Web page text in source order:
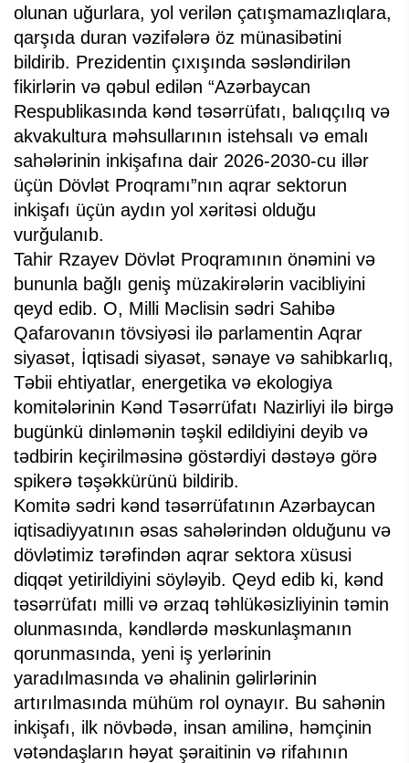
olunan uğurlara, yol verilən çatışmamazlıqlara,
qarşıda duran vəzifələrə öz münasibətini
bildirib. Prezidentin çıxışında səsləndirilən
fikirlərin və qəbul edilən “Azərbaycan
Respublikasında kənd təsərrüfatı, balıqçılıq və
akvakultura məhsullarının istehsalı və emalı
sahələrinin inkişafına dair 2026-2030-cu illər
üçün Dövlət Proqramı”nın aqrar sektorun
inkişafı üçün aydın yol xəritəsi olduğu
vurğulanıb.
Tahir Rzayev Dövlət Proqramının önəmini və
bununla bağlı geniş müzakirələrin vacibliyini
qeyd edib. O, Milli Məclisin sədri Sahibə
Qafarovanın tövsiyəsi ilə parlamentin Aqrar
siyasət, İqtisadi siyasət, sənaye və sahibkarlıq,
Təbii ehtiyatlar, energetika və ekologiya
komitələrinin Kənd Təsərrüfatı Nazirliyi ilə birgə
bugünkü dinləmənin təşkil edildiyini deyib və
tədbirin keçirilməsinə göstərdiyi dəstəyə görə
spikerə təşəkkürünü bildirib.
Komitə sədri kənd təsərrüfatının Azərbaycan
iqtisadiyyatının əsas sahələrindən olduğunu və
dövlətimiz tərəfindən aqrar sektora xüsusi
diqqət yetirildiyini söyləyib. Qeyd edib ki, kənd
təsərrüfatı milli və ərzaq təhlükəsizliyinin təmin
olunmasında, kəndlərdə məskunlaşmanın
qorunmasında, yeni iş yerlərinin
yaradılmasında və əhalinin gəlirlərinin
artırılmasında mühüm rol oynayır. Bu sahənin
inkişafı, ilk növbədə, insan amilinə, həmçinin
vətəndaşların həyat şəraitinin və rifahının